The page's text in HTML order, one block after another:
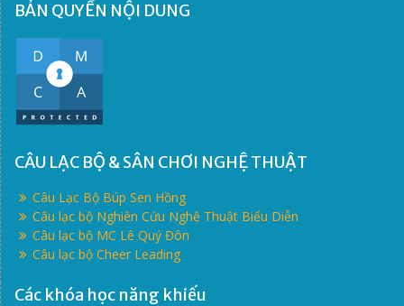
BẢN QUYỀN NỘI DUNG
CÂU LẠC BỘ & SÂN CHƠI NGHỆ THUẬT
Câu Lạc Bộ Búp Sen Hồng
Câu lạc bộ Nghiên Cứu Nghệ Thuật Biểu Diễn
Câu lạc bộ MC Lê Quý Đôn
Câu lạc bộ Cheer Leading
Các khóa học năng khiếu